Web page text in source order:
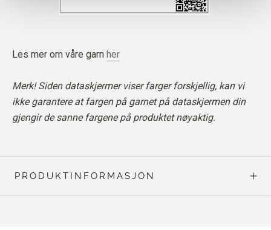
Les mer om våre garn her
Merk! Siden dataskjermer viser farger forskjellig, kan vi
ikke garantere at fargen på garnet på dataskjermen din
gjengir de sanne fargene på produktet nøyaktig.
PRODUKTINFORMASJON